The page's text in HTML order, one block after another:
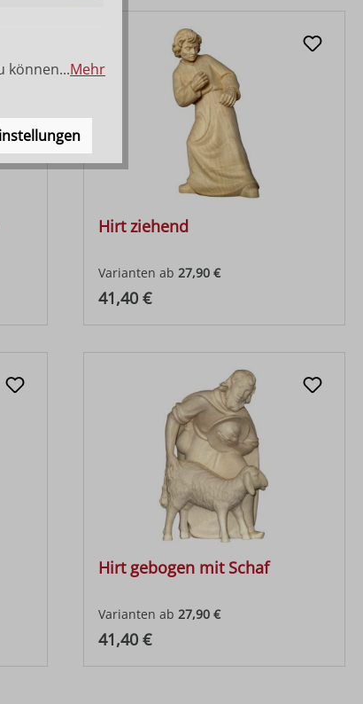
Hirt ziehend
Varianten ab 27,90 €
Regulärer Preis:
41,40 €
Hirt gebogen mit Schaf
Varianten ab 27,90 €
Regulärer Preis:
41,40 €
können...Mehr